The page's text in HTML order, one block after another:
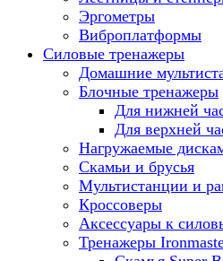
Эргометры
Виброплатформы
Силовые тренажеры
Домашние
Блочные тренажеры
Для нижней
Для верхней
Нагружаемые
Скамьи и брусья
Мультистанции и
Кроссоверы
Аксессуары к
Тренажеры